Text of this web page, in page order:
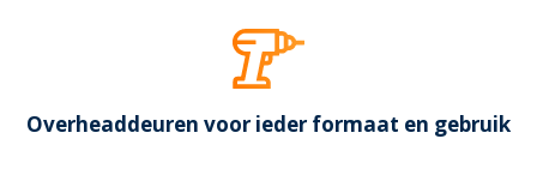
Overheaddeuren voor ieder formaat en gebruik